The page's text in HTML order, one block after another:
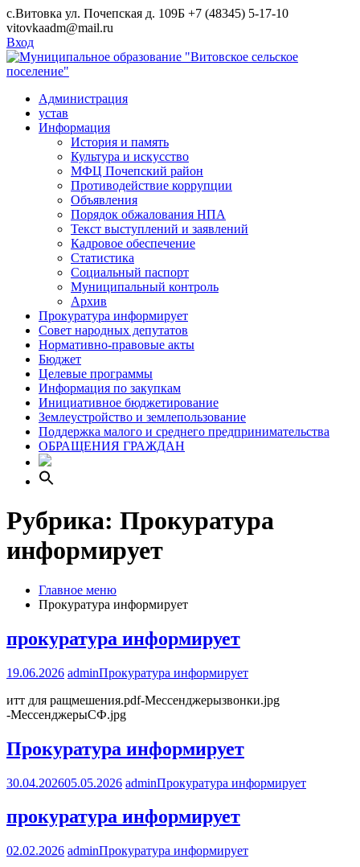
Skip
to
content
с.Витовка ул. Почепская д. 109Б +7 (48345) 5-17-10
vitovkaadm@mail.ru
Вход
Администрация
устав
Информация
История и память
Культура и искусство
МФЦ Почепский район
Противодействие коррупции
Объявления
Порядок обжалования НПА
Текст выступлений и заявлений
Кадровое обеспечение
Статистика
Социальный паспорт
Муниципальный контроль
Архив
Прокуратура информирует
Совет народных депутатов
Нормативно-правовые акты
Бюджет
Целевые программы
Информация по закупкам
Инициативное бюджетирование
Землеустройство и землепользование
Поддержка малого и среднего предпринимательства
ОБРАЩЕНИЯ ГРАЖДАН
Рубрика: Прокуратура
информирует
Главное меню
Прокуратура информирует
прокуратура информирует
19.06.2026 adminПрокуратура информирует
итт для ращмешения.pdf-Мессенджерызвонки.jpg
-МессенджерыСФ.jpg
Прокуратура информирует
30.04.202605.05.2026 adminПрокуратура информирует
прокуратура информирует
02.02.2026 adminПрокуратура информирует